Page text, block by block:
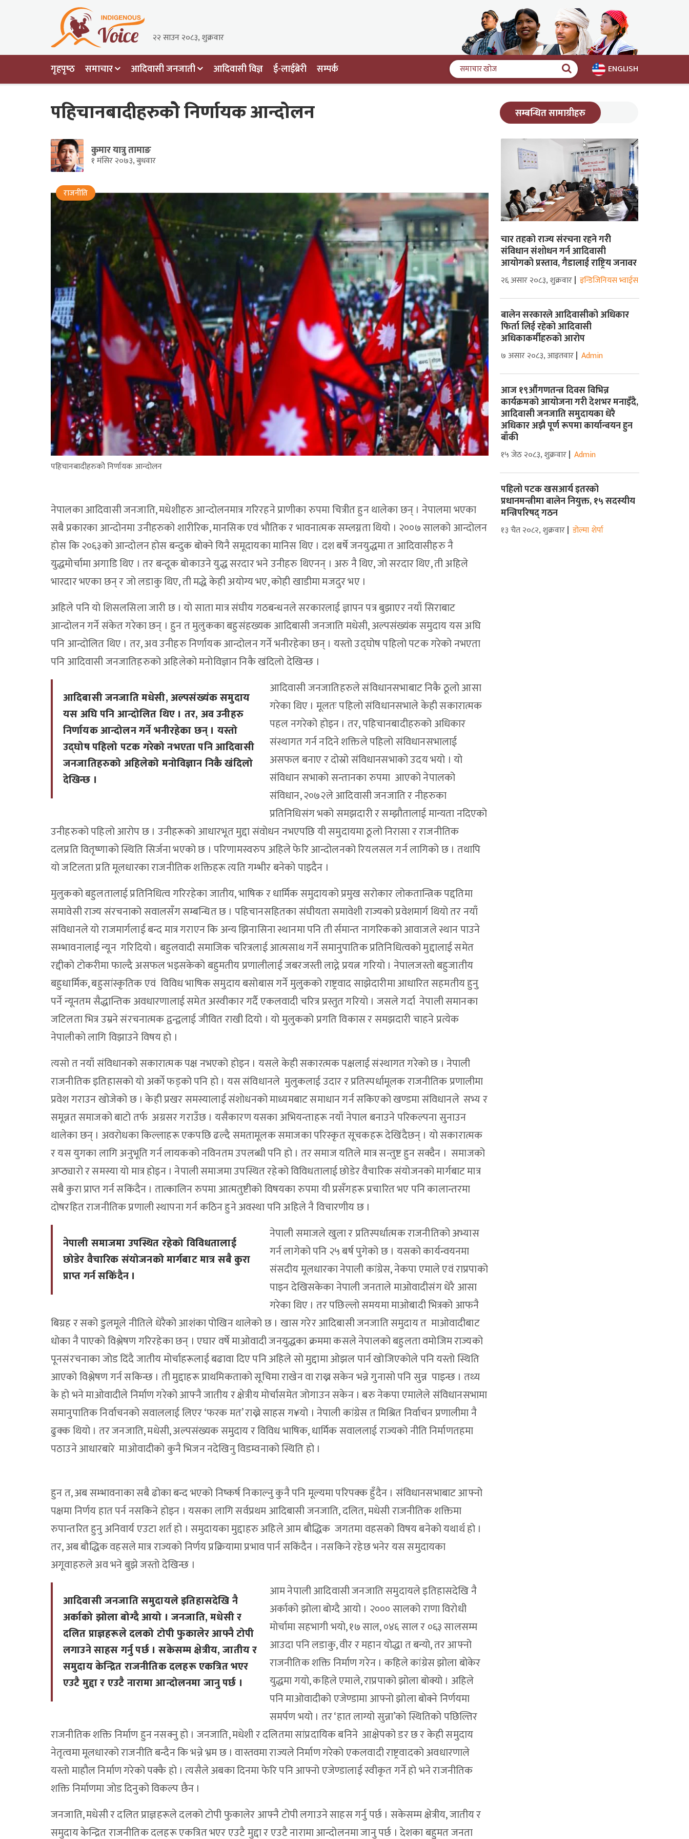
२२ साउन २०८३, शुक्रवार
गृहपृष्‍ठ समाचार आदिवासी जनजाती आदिवासी विज्ञ ई-लाईब्रेरी सम्पर्क ENGLISH
समाचार
खोज
पहिचानबादीहरुकोे निर्णायक आन्दोलन
कुमार यात्रु तामाङ
१ मंसिर २०७३, बुधवार
राजनीति
पहिचानबादीहरुकोे निर्णायक आन्दोलन
नेपालका आदिवासी जनजाति, मधेशीहरु आन्दोलनमात्र गरिरहने प्राणीका रुपमा चित्रीत हुन थालेका छन् । नेपालमा भएका
सबै प्रकारका आन्दोनमा उनीहरुको शारीरिक, मानसिक एवं भौतिक र भावनात्मक सम्लग्नता थियो । २००७ सालको आन्दोलन
होस कि २०६३को आन्दोलन होस बन्दुक बोक्ने यिनै समूदायका मानिस थिए । दश बर्षे जनयुद्धमा त आदिवासीहरु नै
युद्धमोर्चामा अगाडि थिए । तर बन्दूक बोकाउने युद्ध सरदार भने उनीहरु थिएनन् । अरु नै थिए, जो सरदार थिए, ती अहिले
भारदार भएका छन् र जो लडाकु थिए, ती मद्धे केही अयोग्य भए, कोही खाडीमा मजदुर भए ।
अहिले पनि यो शिसलसिला जारी छ । यो साता मात्र संघीय गठबन्धनले सरकारलाई ज्ञापन पत्र बुझाएर नयाँ सिराबाट
आन्दोलन गर्ने संकेत गरेका छन् । हुन त मुलुकका बहुसंहख्यक आदिबासी जनजाति मधेसी, अल्पसंख्यंक समुदाय यस अघि
पनि आन्दोलित थिए । तर, अव उनीहरु निर्णायक आन्दोलन गर्ने भनीरहेका छन् । यस्तो उद्घोष पहिलो पटक गरेको नभएता
पनि आदिवासी जनजातिहरुको अहिलेको मनोविज्ञान निकै खंदिलो देखिन्छ ।
आदिबासी जनजाति मधेसी, अल्पसंख्यंक समुदाय
यस अघि पनि आन्दोलित थिए । तर, अव उनीहरु
निर्णायक आन्दोलन गर्ने भनीरहेका छन् । यस्तो
उद्घोष पहिलो पटक गरेको नभएता पनि आदिवासी
जनजातिहरुको अहिलेको मनोविज्ञान निकै खंदिलो
देखिन्छ ।
आदिवासी जनजातिहरुले संविधानसभाबाट निकै ठूलो आसा
गरेका थिए । मूलतः पहिलो संविधानसभाले केही सकारात्मक
पहल नगरेको होइन । तर, पहिचानबादीहरुको अधिकार
संस्थागत गर्न नदिने शक्तिले पहिलो संविधानसभालाई
असफल बनाए र दोस्रो संविधानसभाको उदय भयो । यो
संविधान सभाको सन्तानका रुपमा आएको नेपालको
संविधान, २०७२ले आदिवासी जनजाति र नीहरुका
प्रतिनिधिसंग भको समझदारी र सम्झौतालाई मान्यता नदिएको
उनीहरुको पहिलो आरोप छ । उनीहरूको आधारभूत मुद्दा संवोधन नभएपछि यी समुदायमा ठूलो निरासा र राजनीतिक
दलप्रति वितृष्णाको स्थिति सिर्जना भएको छ । परिणामस्वरुप अहिले फेरि आन्दोलनको रियलसल गर्न लागिको छ । तथापि
यो जटिलता प्रति मूलधारका राजनीतिक शक्तिहरू त्यति गम्भीर बनेको पाइदैन ।
मुलुकको बहुलतालाई प्रतिनिधित्व गरिरहेका जातीय, भाषिक र धार्मिक समुदायको प्रमुख सरोकार लोकतान्त्रिक पद्दतिमा
समावेसी राज्य संरचनाको सवालसँग सम्बन्धित छ । पहिचानसहितका संघीयता समावेशी राज्यको प्रवेशमार्ग थियो तर नयाँ
संविधानले यो राजमार्गलाई बन्द मात्र गराएन कि अन्य झिनासिना स्थानमा पनि ती र्समान्त नागरिकको आवाजले स्थान पाउने
सम्भावनालाई न्यून गरिदियो । बहुलवादी समाजिक चरित्रलाई आत्मसाथ गर्ने समानुपातिक प्रतिनिधित्वको मुद्दालाई समेत
रद्दीको टोकरीमा फाल्दै असफल भइसकेको बहुमतीय प्रणालीलाई जबरजस्ती लाद्ने प्रयत्न गरियो । नेपालजस्तो बहुजातीय
बहुधार्मिक, बहुसांस्कृतिक एवं विविध भाषिक समुदाय बसोबास गर्ने मुलुकको राष्ट्रवाद साझेदारीमा आधारित सहमतीय हुनु
पर्ने न्यूनतम सैद्धान्तिक अवधारणालाई समेत अस्वीकार गर्दै एकलवादी चरित्र प्रस्तुत गरियो । जसले गर्दा नेपाली समानका
जटिलता भित्र उम्रने संरचनात्मक द्वन्द्वलाई जीवित राखी दियो । यो मुलुकको प्रगति विकास र समझदारी चाहने प्रत्येक
नेपालीको लागि विझाउने विषय हो ।
त्यसो त नयाँ संविधानको सकारात्मक पक्ष नभएको होइन । यसले केही सकारत्मक पक्षलाई संस्थागत गरेको छ । नेपाली
राजनीतिक इतिहासको यो अर्को फड्को पनि हो । यस संविधानले मुलुकलाई उदार र प्रतिस्पर्धामूलक राजनीतिक प्रणालीमा
प्रवेश गराउन खोजेको छ । केही प्रखर समस्यालाई संशोधनको माध्यमबाट समाधान गर्न सकिएको खण्डमा संविधानले सभ्य र
समून्नत समाजको बाटो तर्फ अग्रसर गराउँछ । यसैकारण यसका अभियन्ताहरू नयाँ नेपाल बनाउने परिकल्पना सुनाउन
थालेका छन् । अवरोधका किल्लाहरू एकपछि ढल्दै समतामूलक समाजका परिस्कृत सूचकहरू देखिंदैछन् । यो सकारात्मक
र यस युगका लागि अनुभूति गर्न लायकको नविनतम उपलब्धी पनि हो । तर समाज यतिले मात्र सन्तुष्ट हुन सक्दैन । समाजको
अप्ठ्यारो र समस्या यो मात्र होइन । नेपाली समाजमा उपस्थित रहेको विविधतालाई छोडेर वैचारिक संयोजनको मार्गबाट मात्र
सबै कुरा प्राप्त गर्न सकिंदैन । तात्कालिन रुपमा आत्मतुष्टीको विषयका रुपमा यी प्रसँगहरू प्रचारित भए पनि कालान्तरमा
दोषरहित राजनीतिक प्रणाली स्थापना गर्न कठिन हुने अवस्था पनि अहिले नै विचारणीय छ ।
नेपाली समाजमा उपस्थित रहेको विविधतालाई
छोडेर वैचारिक संयोजनको मार्गबाट मात्र सबै कुरा
प्राप्त गर्न सकिंदैन ।
नेपाली समाजले खुला र प्रतिस्पर्धात्मक राजनीतिको अभ्यास
गर्न लागेको पनि २५ बर्ष पुगेको छ । यसको कार्यन्वयनमा
संसदीय मूलधारका नेपाली कांग्रेस, नेकपा एमाले एवं राप्रपाको
पाइन देखिसकेका नेपाली जनताले माओवादीसंग धेरै आसा
गरेका थिए । तर पछिल्लो समयमा माओबादी भित्रको आफनै
बिग्रह र सको डुलमूले नीतिले धेरैको आशंका पोखिन थालेको छ । खास गरेर आदिबासी जनजाति समुदाय त माओवादीबाट
धोका नै पाएको विश्लेषण गरिरहेका छन् । एघार वर्षे माओवादी जनयुद्धका क्रममा कसले नेपालको बहुलता वमोजिम राज्यको
पूनसंरचनाका जोड दिंदै जातीय मोर्चाहरूलाई बढावा दिए पनि अहिले सो मुद्दामा ओझल पार्न खोजिएकोले पनि यस्तो स्थिति
आएको विश्लेषण गर्न सकिन्छ । ती मुद्दाहरू प्राथमिकताको सूचिमा राखेन वा राख्न सकेन भन्ने गुनासो पनि सुन्न पाइन्छ । तथ्य
के हो भने माओवादीले निर्माण गरेको आफ्नै जातीय र क्षेत्रीय मोर्चासमेत जोगाउन सकेन । बरु नेकपा एमालेले संविधानसभामा
समानुपातिक निर्वाचनको सवाललाई लिएर ‘फरक मत’ राख्ने साहस ग¥यो । नेपाली कांग्रेस त मिश्रित निर्वाचन प्रणालीमा नै
ढुक्क थियो । तर जनजाति, मधेसी, अल्पसंख्यक समुदाय र विविध भाषिक, धार्मिक सवाललाई राज्यको नीति निर्माणतहमा
पठाउने आधारबारे माओवादीको कुनै भिजन नदेखिनु विडम्वनाको स्थिति हो ।
हुन त, अब सम्भावनाका सबै ढोका बन्द भएको निष्कर्ष निकाल्नु कुनै पनि मूल्यमा परिपक्क हुँदैन । संविधानसभाबाट आफ्नो
पक्षमा निर्णय हात पर्न नसकिने होइन । यसका लागि सर्वप्रथम आदिबासी जनजाति, दलित, मधेसी राजनीतिक शक्तिमा
रुपान्तरित हुनु अनिवार्य एउटा शर्त हो । समुदायका मुद्दाहरु अहिले आम बौद्धिक जगतमा वहसको विषय बनेको यथार्थ हो ।
तर, अब बौद्धिक वहसले मात्र राज्यको निर्णय प्रक्रियामा प्रभाव पार्न सकिंदैन । नसकिने रहेछ भनेर यस समुदायका
अगूवाहरुले अव भने बुझे जस्तो देखिन्छ ।
आदिवासी जनजाति समुदायले इतिहासदेखि नै
अर्काको झोला बोग्दै आयो । जनजाति, मधेसी र
दलित प्राज्ञहरूले दलको टोपी फुकालेर आफ्नै टोपी
लगाउने साहस गर्नु पर्छ । सकेसम्म क्षेत्रीय, जातीय र
समुदाय केन्द्रित राजनीतिक दलहरू एकत्रित भएर
एउटै मुद्दा र एउटै नारामा आन्दोलनमा जानु पर्छ ।
आम नेपाली आदिवासी जनजाति समुदायले इतिहासदेखि नै
अर्काको झोला बोग्दै आयो । २००० सालको राणा विरोधी
मोर्चामा सहभागी भयो, १७ साल, ०४६ साल र ०६३ सालसम्म
आउदा पनि लडाकु, वीर र महान योद्धा त बन्यो, तर आफ्नो
राजनीतिक शक्ति निर्माण गरेन । कहिले कांग्रेस झोला बोकेर
युद्धमा गयो, कहिले एमाले, राप्रपाको झोला बोक्यो । अहिले
पनि माओवादीको एजेण्डामा आफ्नो झोला बोक्ने निर्णयमा
समर्पण भयो । तर ‘हात लाग्यो सुन्ना’को स्थितिको पछिल्तिर
राजनीतिक शक्ति निर्माण हुन नसक्नु हो । जनजाति, मधेशी र दलितमा सांप्रदायिक बनिने आक्षेपको डर छ र केही समुदाय
नेतृत्वमा मूलधारको राजनीति बन्दैन कि भन्ने भ्रम छ । वास्तवमा राज्यले निर्माण गरेको एकलवादी राष्ट्रवादको अवधारणाले
यस्तो माहौल निर्माण गरेको पक्कै हो । त्यसैले अबका दिनमा फेरि पनि आफ्नो एजेण्डालाई स्वीकृत गर्ने हो भने राजनीतिक
शक्ति निर्माणमा जोड दिनुको विकल्प छैन ।
जनजाति, मधेसी र दलित प्राज्ञहरूले दलको टोपी फुकालेर आफ्नै टोपी लगाउने साहस गर्नु पर्छ । सकेसम्म क्षेत्रीय, जातीय र
समुदाय केन्द्रित राजनीतिक दलहरू एकत्रित भएर एउटै मुद्दा र एउटै नारामा आन्दोलनमा जानु पर्छ । देशका बहुमत जनता
सम्बन्धित सामाग्रीहरु
चार तहको राज्य संरचना रहने गरीे
संविधान संशोधन गर्न आदिवासी
आयोगको प्रस्ताव, गैडालाई राष्ट्रिय जनावर
२६ असार २०८३, शुक्रवार इन्डिजिनियस भ्वाईस
बालेन सरकारले आदिवासीको अधिकार
फिर्ता लिई रहेको आदिवासी
अधिकाकर्मीहरुको आरोप
७ असार २०८३, आइतवार Admin
आज १९औंगणतन्त्र दिवस विभिन्न
कार्यक्रमको आयोजना गरी देशभर मनाइँदै,
आदिवासी जनजाति समुदायका धेरै
अधिकार अझै पूर्ण रूपमा कार्यान्वयन हुन
बाँकी
१५ जेठ २०८३, शुक्रवार Admin
पहिलो पटक खसआर्य इतरको
प्रधानमन्त्रीमा बालेन नियुक्त, १५ सदस्यीय
मन्त्रिपरिषद् गठन
१३ चैत २०८२, शुक्रवार डोल्मा शेर्पा